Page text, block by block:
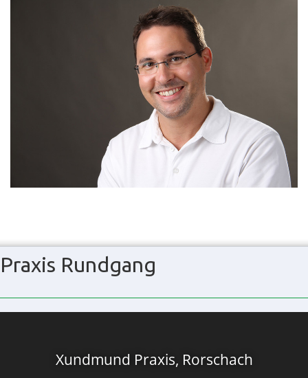
Praxis Rundgang